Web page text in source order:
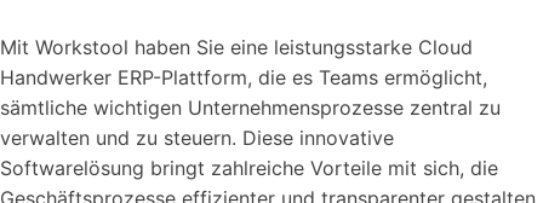
Mit Workstool haben Sie eine leistungsstarke Cloud
Handwerker ERP-Plattform, die es Teams ermöglicht,
sämtliche wichtigen Unternehmensprozesse zentral zu
verwalten und zu steuern. Diese innovative
Softwarelösung bringt zahlreiche Vorteile mit sich, die
Geschäftsprozesse effizienter und transparenter gestalten.